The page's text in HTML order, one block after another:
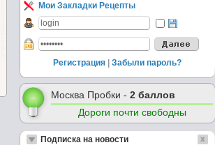
Мои Закладки Рецепты
Регистрация Забыли пароль?
Москва Пробки - 2 баллов
Дороги почти свободны
Подписка на новости